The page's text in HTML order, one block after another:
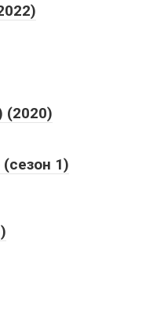
(2020)
1)